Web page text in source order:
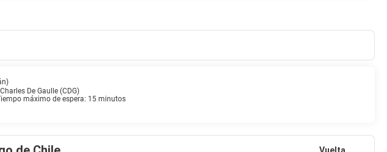
metros cuadrados de espacio con centro de conferencias y 7 salas de reuniones. Hay un
Charles De Gaulle (CDG)
máximo de espera: 15 minutos
Vuelta